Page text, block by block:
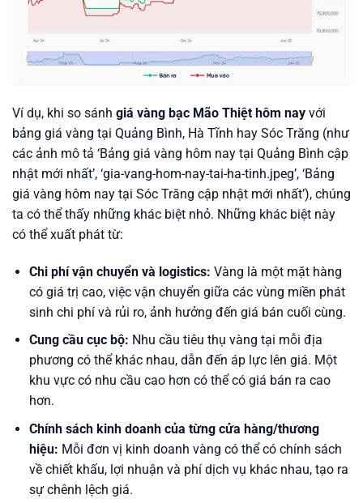
Ví dụ, khi so sánh giá vàng bạc Mão Thiệt hôm nay với
bảng giá vàng tại Quảng Bình, Hà Tĩnh hay Sóc Trăng (như
các ảnh mô tả ‘Bảng giá vàng hôm nay tại Quảng Bình cập
nhật mới nhất’, ‘gia-vang-hom-nay-tai-ha-tinh.jpeg’, ‘Bảng
giá vàng hôm nay tại Sóc Trăng cập nhật mới nhất’), chúng
ta có thể thấy những khác biệt nhỏ. Những khác biệt này
có thể xuất phát từ:
Chi phí vận chuyển và logistics: Vàng là một mặt hàng
có giá trị cao, việc vận chuyển giữa các vùng miền phát
sinh chi phí và rủi ro, ảnh hưởng đến giá bán cuối cùng.
Cung cầu cục bộ: Nhu cầu tiêu thụ vàng tại mỗi địa
phương có thể khác nhau, dẫn đến áp lực lên giá. Một
khu vực có nhu cầu cao hơn có thể có giá bán ra cao
hơn.
Chính sách kinh doanh của từng cửa hàng/thương
hiệu: Mỗi đơn vị kinh doanh vàng có thể có chính sách
về chiết khấu, lợi nhuận và phí dịch vụ khác nhau, tạo ra
sự chênh lệch giá.